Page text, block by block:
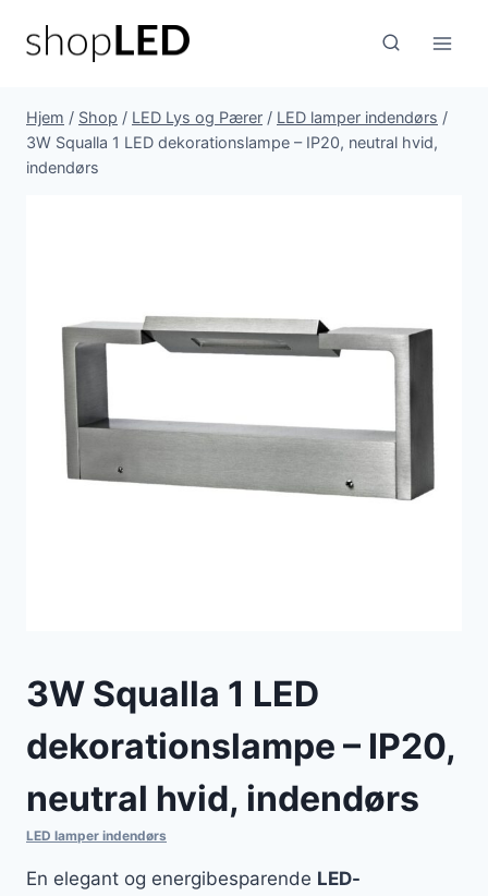
Hjem / Shop / LED Lys og Pærer / LED lamper indendørs /
3W Squalla 1 LED dekorationslampe – IP20, neutral hvid,
indendørs
3W Squalla 1 LED
dekorationslampe – IP20,
neutral hvid, indendørs
LED lamper indendørs
En elegant og energibesparende LED-